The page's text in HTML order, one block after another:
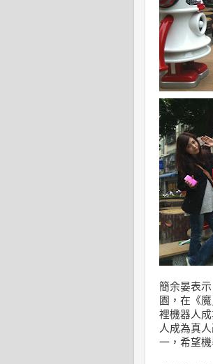
簡余晏表
園，在《
裡機器人
人成為真
一，希望